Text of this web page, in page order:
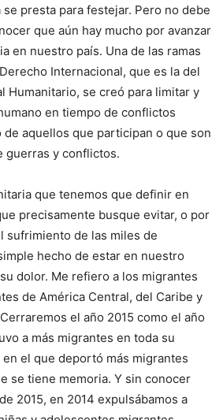
presta para festejar. Pero no debe
que aún hay mucho por avanzar
en nuestro país. Una de las ramas
Internacional, que es la del
Humanitario, se creó para limitar y
en tiempo de conflictos
aquellos que participan o que son
guerras y conflictos.
que tenemos que definir en
precisamente busque evitar, o por
sufrimiento de las miles de
hecho de estar en nuestro
dolor. Me refiero a los migrantes
de América Central, del Caribe y
el año 2015 como el año
a más migrantes en toda su
el que deportó más migrantes
se tiene memoria. Y sin conocer
2015, en 2014 expulsábamos a